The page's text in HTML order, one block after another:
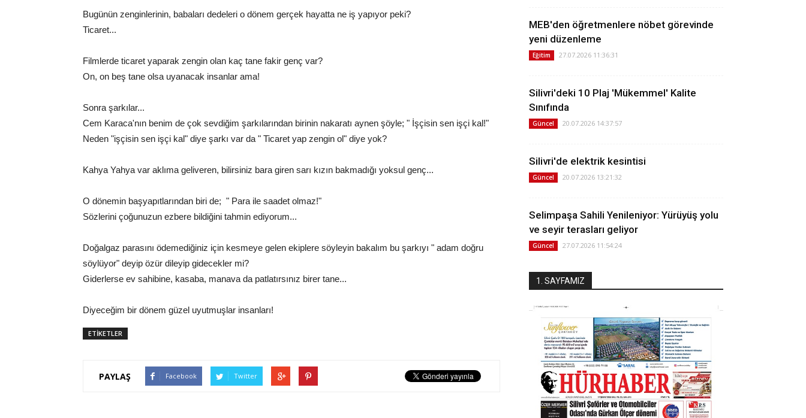
Bugünün zenginlerinin, babaları dedeleri o dönem gerçek hayatta ne iş yapıyor peki?
Ticaret...
Filmlerde ticaret yaparak zengin olan kaç tane fakir genç var?
On, on beş tane olsa uyanacak insanlar ama!
Sonra şarkılar...
Cem Karaca'nın benim de çok sevdiğim şarkılarından birinin nakaratı aynen şöyle; " İşçisin sen işçi kal!"
Neden "işçisin sen işçi kal" diye şarkı var da " Ticaret yap zengin ol" diye yok?
Kahya Yahya var aklıma geliveren, bilirsiniz bara giren sarı kızın bakmadığı yoksul genç...
O dönemin başyapıtlarından biri de; " Para ile saadet olmaz!"
Sözlerini çoğunuzun ezbere bildiğini tahmin ediyorum...
Doğalgaz parasını ödemediğiniz için kesmeye gelen ekiplere söyleyin bakalım bu şarkıyı " adam doğru
söylüyor" deyip özür dileyip gidecekler mi?
Giderlerse ev sahibine, kasaba, manava da patlatırsınız birer tane...
Diyeceğim bir dönem güzel uyutmuşlar insanları!
ETİKETLER
PAYLAŞ Facebook Twitter
MEB'den öğretmenlere nöbet görevinde
yeni düzenleme
Eğitim 27.07.2026 11:36:31
Silivri'deki 10 Plaj 'Mükemmel' Kalite
Sınıfında
Güncel 20.07.2026 14:37:57
Silivri'de elektrik kesintisi
Güncel 20.07.2026 13:21:32
Selimpaşa Sahili Yenileniyor: Yürüyüş yolu
ve seyir terasları geliyor
Güncel 27.07.2026 11:54:24
1. SAYFAMIZ